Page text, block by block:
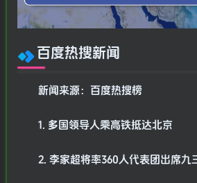
百度热搜新闻
新闻来源：百度热搜榜
1. 多国领导人乘高铁抵达北京
2. 李家超将率360人代表团出席九